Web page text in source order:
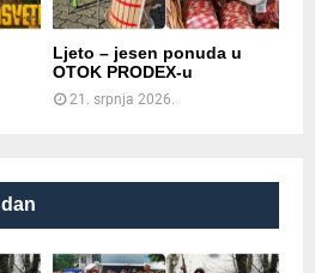
Ljeto – jesen ponuda u
OTOK PRODEX-u
21. srpnja 2026.